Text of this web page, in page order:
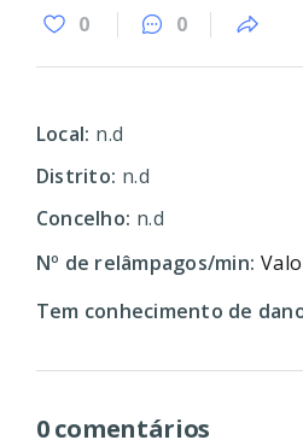
0 0
Local: n.d
Distrito: n.d
Concelho: n.d
Nº de relâmpagos/min:
Tem conhecimento de
0 comentários